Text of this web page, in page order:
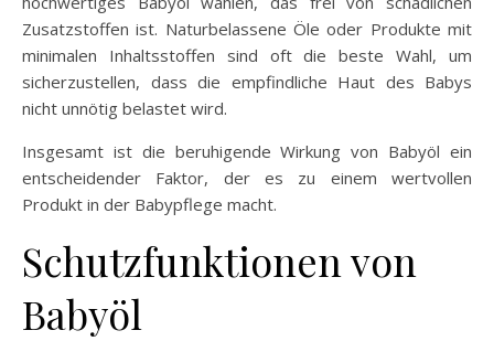
Zusatzstoffen ist. Naturbelassene Öle oder Produkte mit
minimalen Inhaltsstoffen sind oft die beste Wahl, um
sicherzustellen, dass die empfindliche Haut des Babys
nicht unnötig belastet wird.
Insgesamt ist die beruhigende Wirkung von Babyöl ein
entscheidender Faktor, der es zu einem wertvollen
Produkt in der Babypflege macht.
Schutzfunktionen von
Babyöl